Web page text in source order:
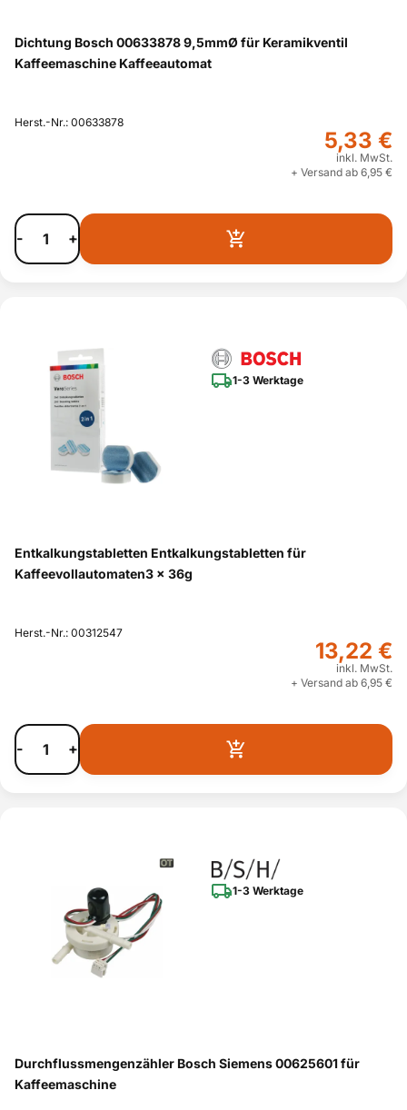
Dichtung Bosch 00633878 9,5mmØ für Keramikventil
Kaffeemaschine Kaffeeautomat
Herst.-Nr.: 00633878
5,33 €
inkl. MwSt.
+ Versand ab 6,95 €
- +
1-3 Werktage
Entkalkungstabletten Entkalkungstabletten für
Kaffeevollautomaten3 x 36g
Herst.-Nr.: 00312547
13,22 €
inkl. MwSt.
+ Versand ab 6,95 €
- +
1-3 Werktage
Durchflussmengenzähler Bosch Siemens 00625601 für
Kaffeemaschine